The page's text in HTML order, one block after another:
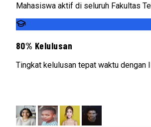
Mahasiswa aktif di seluruh Fakultas
80% Kelulusan
Tingkat kelulusan tepat waktu dengan